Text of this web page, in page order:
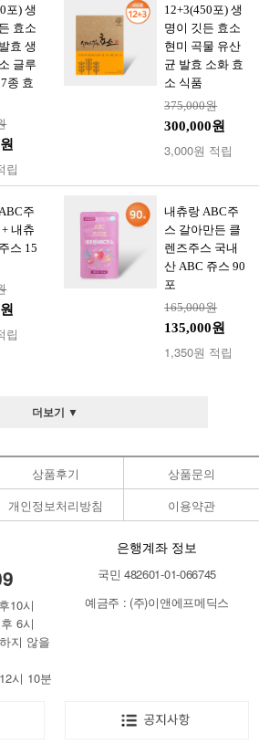
포) 생
효소
효 생
글루
종 효
립
12+3(450포) 생
명이 깃든 효소
현미 곡물 유산
균 발효 소화 효
소 식품
375,000원
300,000원
3,000원 적립
주
내츄
스 15
립
내츄랑 ABC주
스 갈아만든 클
렌즈주스 국내
산 ABC 쥬스 90
포
165,000원
135,000원
1,350원 적립
더보기 ▼
상품후기
상품문의
개인정보처리방침 이용약관
10시
6시
지 않을
시 10분
은행계좌 정보
국민 482601-01-066745
예금주 : (주)이앤에프메딕스